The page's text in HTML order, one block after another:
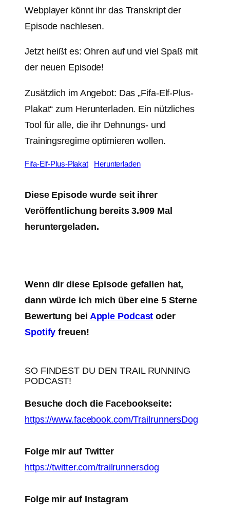
Webplayer könnt ihr das Transkript der
Episode nachlesen.
Jetzt heißt es: Ohren auf und viel Spaß mit
der neuen Episode!
Zusätzlich im Angebot: Das „Fifa-Elf-Plus-
Plakat“ zum Herunterladen. Ein nützliches
Tool für alle, die ihr Dehnungs- und
Trainingsregime optimieren wollen.
Fifa-Elf-Plus-Plakat Herunterladen
Diese Episode wurde seit ihrer
Veröffentlichung bereits 3.909 Mal
heruntergeladen.
Wenn dir diese Episode gefallen hat,
dann würde ich mich über eine 5 Sterne
Bewertung bei Apple Podcast oder
Spotify freuen!
SO FINDEST DU DEN TRAIL RUNNING
PODCAST!
Besuche doch die Facebookseite:
https://www.facebook.com/TrailrunnersDog
Folge mir auf Twitter
https://twitter.com/trailrunnersdog
Folge mir auf Instagram